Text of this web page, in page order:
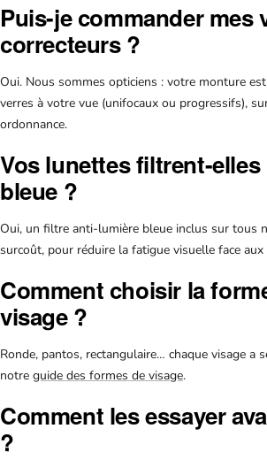
Puis-je commander mes
correcteurs ?
Oui. Nous sommes opticiens : votre monture
verres à votre vue (unifocaux ou progressifs),
ordonnance.
Vos lunettes filtrent-elles
bleue ?
Oui, un filtre anti-lumière bleue inclus sur tous
surcoût, pour réduire la fatigue visuelle face aux
Comment choisir la
visage ?
Ronde, pantos, rectangulaire… chaque visage a
notre guide des formes de visage.
Comment les essayer
?